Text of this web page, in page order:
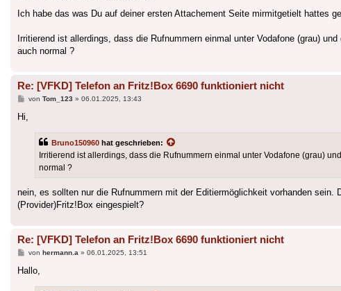
Ich habe das was Du auf deiner ersten Attachement Seite mirmitgetielt hattes
Irritierend ist allerdings, dass die Rufnummern einmal unter Vodafone (grau)
auch normal ?
Re: [VFKD] Telefon an Fritz!Box 6690 funktioniert nicht
Beitrag
von Tom_123 » 06.01.2025, 13:43
Hi,
Bruno150960 hat geschrieben:
Irritierend ist allerdings, dass die Rufnummern einmal unter Vodafone (grau)
normal ?
nein, es sollten nur die Rufnummern mit der Editiermöglichkeit vorhanden
(Provider)Fritz!Box eingespielt?
Re: [VFKD] Telefon an Fritz!Box 6690 funktioniert nicht
Beitrag
von hermann.a» 06.01.2025, 13:51
Hallo,